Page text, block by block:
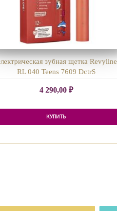
зубная щетка Revyline
RL 040 Teens 7609 DctrS
4 290,00 ₽
КУПИТЬ